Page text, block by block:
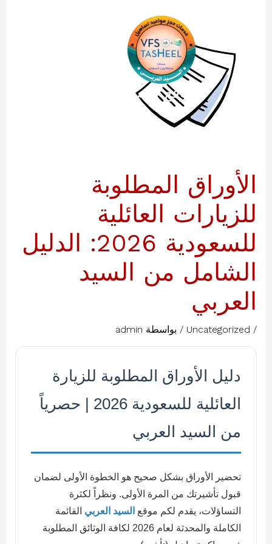
موقع السيد العربي
الأوراق المطلوبة
للزيارات العائلية
للسعودية 2026: الدليل
الشامل من السيد
العربي
/
Uncategorized / بواسطة admin
دليل الأوراق المطلوبة للزيارة
العائلية للسعودية 2026 | حصرياً
من السيد العربي
تحضير الأوراق بشكل صحيح هو الخطوة الأولى لضمان
قبول تأشيرتك من المرة الأولى. ونظراً لكثرة
التساؤلات، يقدم لكم موقع السيد العربي القائمة
الكاملة والمحدثة لعام 2026 لكافة الوثائق المطلوبة